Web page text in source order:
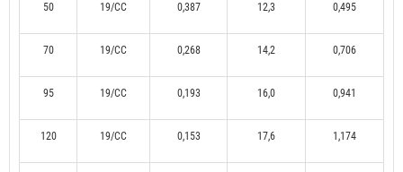
50 19/CC 0,387 12,3 0,495
70 19/CC 0,268 14,2 0,706
95 19/CC 0,193 16,0 0,941
120 19/CC 0,153 17,6 1,174